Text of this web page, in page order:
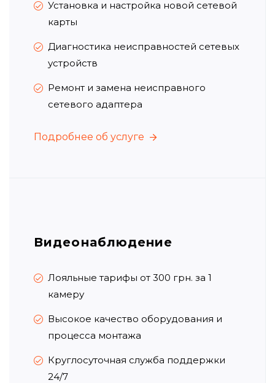
Установка и настройка новой сетевой
карты
Диагностика неисправностей сетевых
устройств
Ремонт и замена неисправного
сетевого адаптера
Подробнее об услуге
Видеонаблюдение
Лояльные тарифы от 300 грн. за 1
камеру
Высокое качество оборудования и
процесса монтажа
Круглосуточная служба поддержки
24/7